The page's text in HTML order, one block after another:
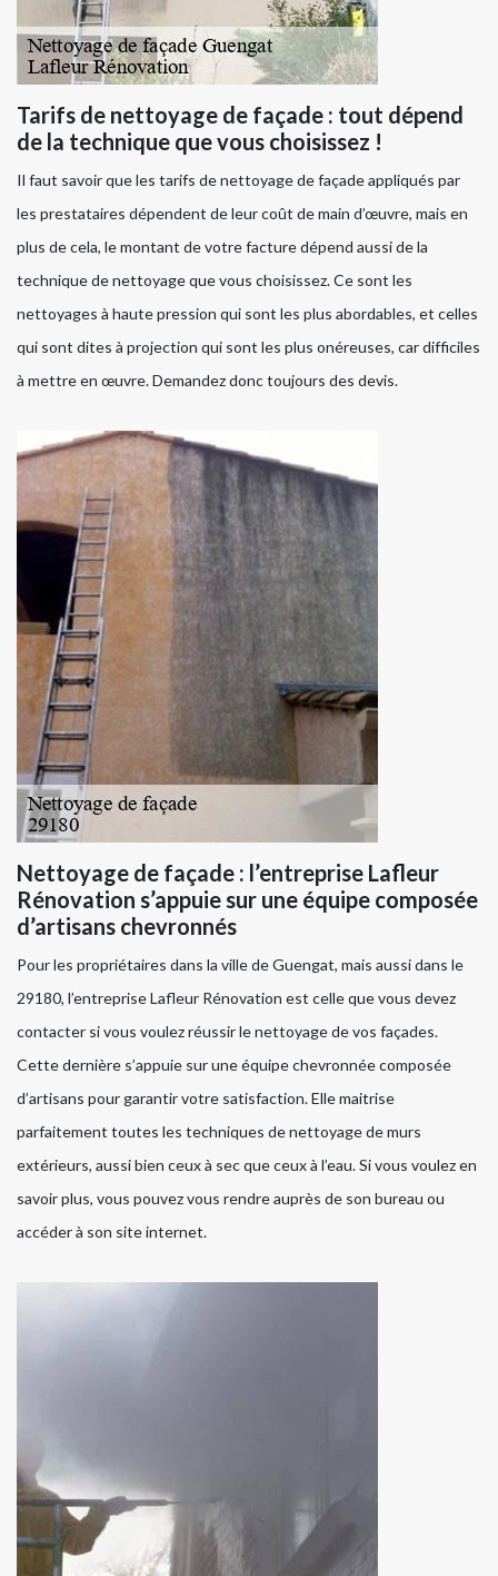
Tarifs de nettoyage de façade : tout dépend
de la technique que vous choisissez !
Il faut savoir que les tarifs de nettoyage de façade appliqués par
les prestataires dépendent de leur coût de main d’œuvre, mais en
plus de cela, le montant de votre facture dépend aussi de la
technique de nettoyage que vous choisissez. Ce sont les
nettoyages à haute pression qui sont les plus abordables, et celles
qui sont dites à projection qui sont les plus onéreuses, car difficiles
à mettre en œuvre. Demandez donc toujours des devis.
Nettoyage de façade : l’entreprise Lafleur
Rénovation s’appuie sur une équipe composée
d’artisans chevronnés
Pour les propriétaires dans la ville de Guengat, mais aussi dans le
29180, l’entreprise Lafleur Rénovation est celle que vous devez
contacter si vous voulez réussir le nettoyage de vos façades.
Cette dernière s’appuie sur une équipe chevronnée composée
d’artisans pour garantir votre satisfaction. Elle maitrise
parfaitement toutes les techniques de nettoyage de murs
extérieurs, aussi bien ceux à sec que ceux à l’eau. Si vous voulez en
savoir plus, vous pouvez vous rendre auprès de son bureau ou
accéder à son site internet.